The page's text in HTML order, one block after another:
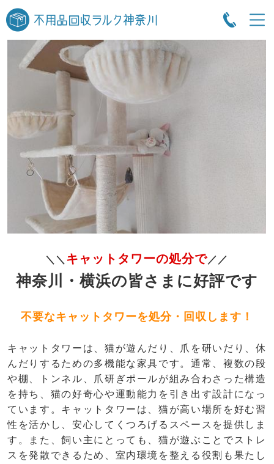
＼＼ キャットタワーの処分で／／
神奈川・横浜の皆さまに好評です
不要なキャットタワーを処分・回収します！
キャットタワーは、猫が遊んだり、爪を研いだり、休
んだりするための多機能な家具です。通常、複数の段
や棚、トンネル、爪研ぎポールが組み合わさった構造
を持ち、猫の好奇心や運動能力を引き出す設計になっ
ています。キャットタワーは、猫が高い場所を好む習
性を活かし、安心してくつろげるスペースを提供しま
す。また、飼い主にとっても、猫が遊ぶことでストレ
スを発散できるため、室内環境を整える役割も果たし